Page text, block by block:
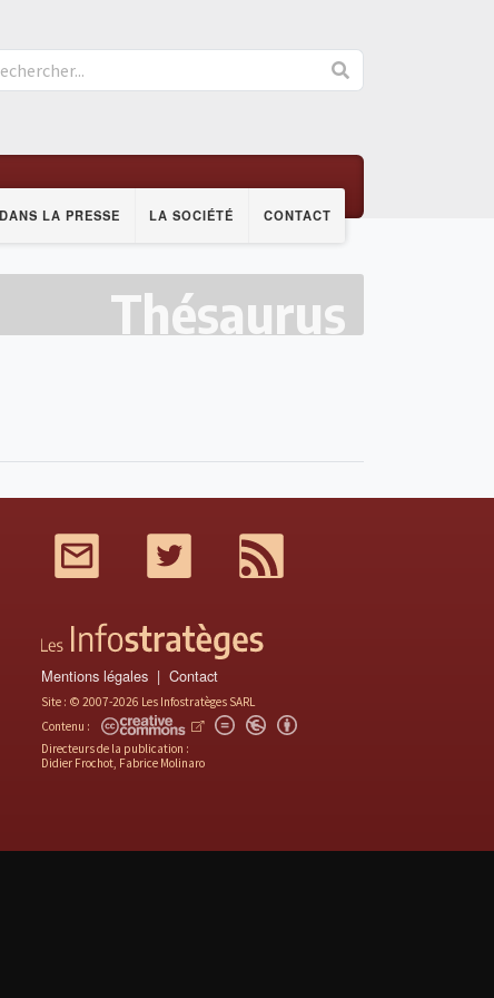
DANS LA PRESSE LA SOCIÉTÉ CONTACT
Thésaurus
Twitter
Mentions légales Contact
Site : © 2007-2026 Les Infostratèges SARL
Contenu :
Directeurs de la publication :
Didier Frochot, Fabrice Molinaro